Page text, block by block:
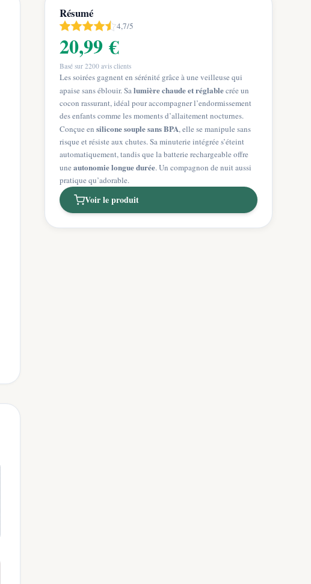
Résumé
4,7/5
20,99 €
Basé sur2200 avis clients
Les soirées gagnent en sérénité grâce à une veilleuse qui
apaise sans éblouir. Salumière chaude et réglablecrée un
cocon rassurant, idéal pour accompagner l’endormissement
des enfants comme les moments d’allaitement nocturnes.
Conçue ensilicone souple sans BPA, elle se manipule sans
risque et résiste aux chutes. Sa minuterie intégrée s’éteint
automatiquement, tandis que la batterie rechargeable offre
uneautonomie longue durée. Un compagnon de nuit aussi
pratique qu’adorable.
Voir le produit